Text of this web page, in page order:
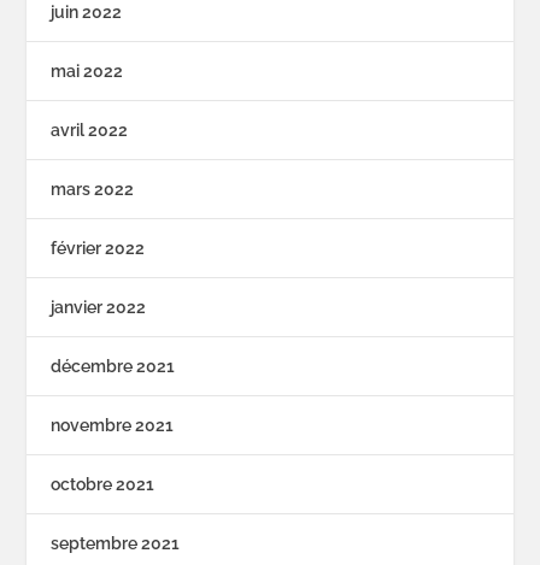
juin 2022
mai 2022
avril 2022
mars 2022
février 2022
janvier 2022
décembre 2021
novembre 2021
octobre 2021
septembre 2021